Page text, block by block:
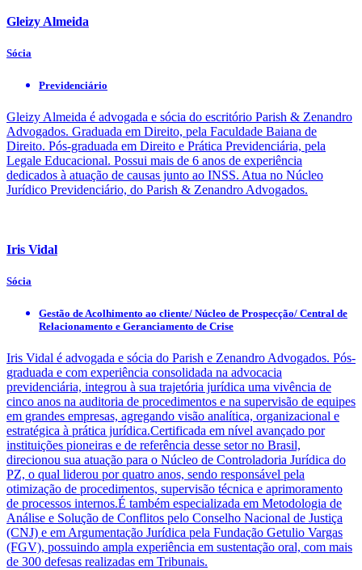
Gleizy Almeida
Sócia
Previdenciário
Gleizy Almeida é advogada e sócia do escritório Parish & Zenandro
Advogados. Graduada em Direito, pela Faculdade Baiana de
Direito. Pós-graduada em Direito e Prática Previdenciária, pela
Legale Educacional. Possui mais de 6 anos de experiência
dedicados à atuação de causas junto ao INSS. Atua no Núcleo
Jurídico Previdenciário, do Parish & Zenandro Advogados.
Iris Vidal
Sócia
Gestão de Acolhimento ao cliente/ Núcleo de Prospecção/ Central de
Relacionamento e Geranciamento de Crise
Iris Vidal é advogada e sócia do Parish e Zenandro Advogados. Pós-
graduada e com experiência consolidada na advocacia
previdenciária, integrou à sua trajetória jurídica uma vivência de
cinco anos na auditoria de procedimentos e na supervisão de equipes
em grandes empresas, agregando visão analítica, organizacional e
estratégica à prática jurídica.Certificada em nível avançado por
instituições pioneiras e de referência desse setor no Brasil,
direcionou sua atuação para o Núcleo de Controladoria Jurídica do
PZ, o qual liderou por quatro anos, sendo responsável pela
otimização de procedimentos, supervisão técnica e aprimoramento
de processos internos.É também especializada em Metodologia de
Análise e Solução de Conflitos pelo Conselho Nacional de Justiça
(CNJ) e em Argumentação Jurídica pela Fundação Getulio Vargas
(FGV), possuindo ampla experiência em sustentação oral, com mais
de 300 defesas realizadas em Tribunais.